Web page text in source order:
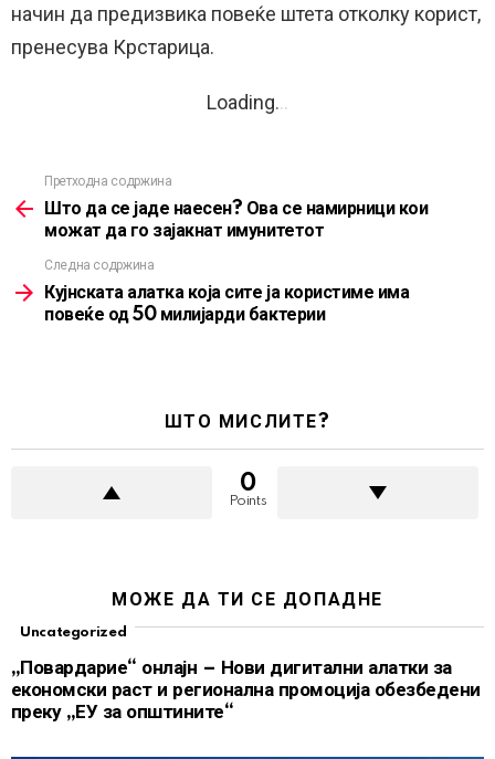
начин да предизвика повеќе штета отколку корист,
пренесува Крстарица.
Loading...
more
Претходна содржина
Што да се јаде наесен? Ова се намирници кои
можат да го зајакнат имунитетот
Следна содржина
Кујнската алатка која сите ја користиме има
повеќе од 50 милијарди бактерии
ШТО МИСЛИТЕ?
0
Points
МОЖЕ ДА ТИ СЕ ДОПАДНЕ
Uncategorized
„Повардарие“ онлајн – Нови дигитални алатки за
економски раст и регионална промоција обезбедени
преку „ЕУ за општините“